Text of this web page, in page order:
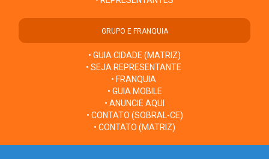
GRUPO E FRANQUIA
• GUIA CIDADE (MATRIZ)
• SEJA REPRESENTANTE
• FRANQUIA
• GUIA MOBILE
• ANUNCIE AQUI
• CONTATO (SOBRAL-CE)
• CONTATO (MATRIZ)